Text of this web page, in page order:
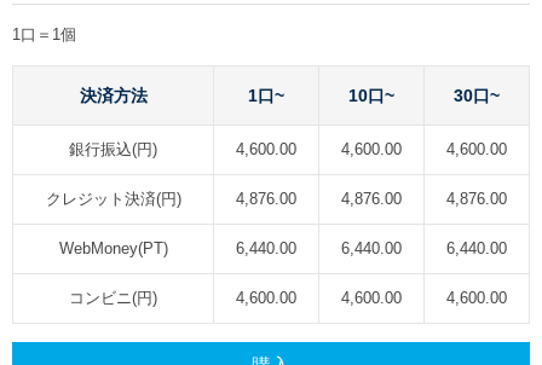
1口＝1個
決済方法 1口~ 10口~ 30口~
銀行振込(円) 4,600.00 4,600.00 4,600.00
クレジット決済(円) 4,876.00 4,876.00 4,876.00
WebMoney(PT) 6,440.00 6,440.00 6,440.00
コンビニ(円) 4,600.00 4,600.00 4,600.00